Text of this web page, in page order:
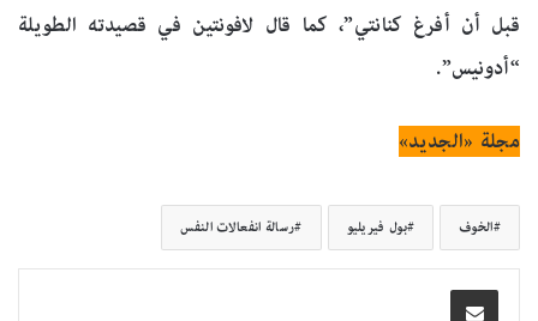
قبل أن أفرغ كنانتي”، كما قال لافونتين في قصيدته الطويلة
“أدونيس”.
مجلة «الجديد»
الخوف بول فيريليو رسالة انفعالات النفس